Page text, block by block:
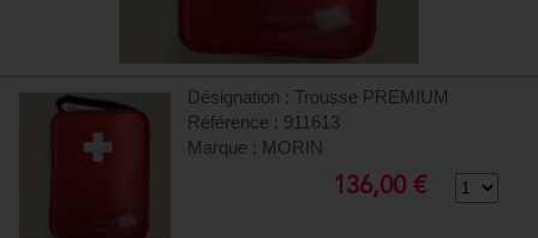
Désignation : Trousse PREMIUM
Référence : 911613
Marque : MORIN
136,00 €